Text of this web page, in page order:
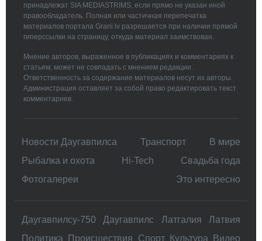
принадлежат SIA MEDIASTRIMS, если прямо не указан иной
правообладатель. Полная или частичная перепечатка
материалов портала Grani.lv разрешается при наличии прямой
гиперссылки на страницу, откуда материал заимствован.
Мнение авторов, выраженное в публикациях и комментариях к
статьям, может не совпадать с мнением редакции.
Ответственность за содержание материалов несут их авторы.
Администрация оставляет за собой право редактировать текст
комментариев.
Новости Даугавпилса Транспорт
В мире
Рыбалка и охота
Hi-Tech
Свадьбa года
Фотогалереи
Это интересно
Даугавпилсу-750 Даугавпилс Латгалия
Латвия
Политика
Происшествия Спорт Культура Видео